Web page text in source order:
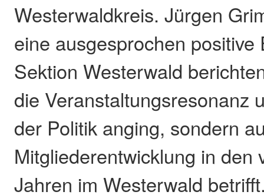
Westerwaldkreis. Jürgen
eine ausgesprochen
Sektion Westerwald
die Veranstaltungsresonanz
der Politik anging, sondern
Mitgliederentwicklung in den
Jahren im Westerwald